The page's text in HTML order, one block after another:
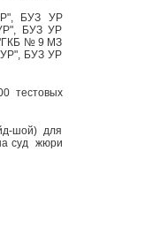
БУЗ УР
БУЗ УР
№ 9 МЗ
БУЗ УР
тестовых
шой) для
суд жюри